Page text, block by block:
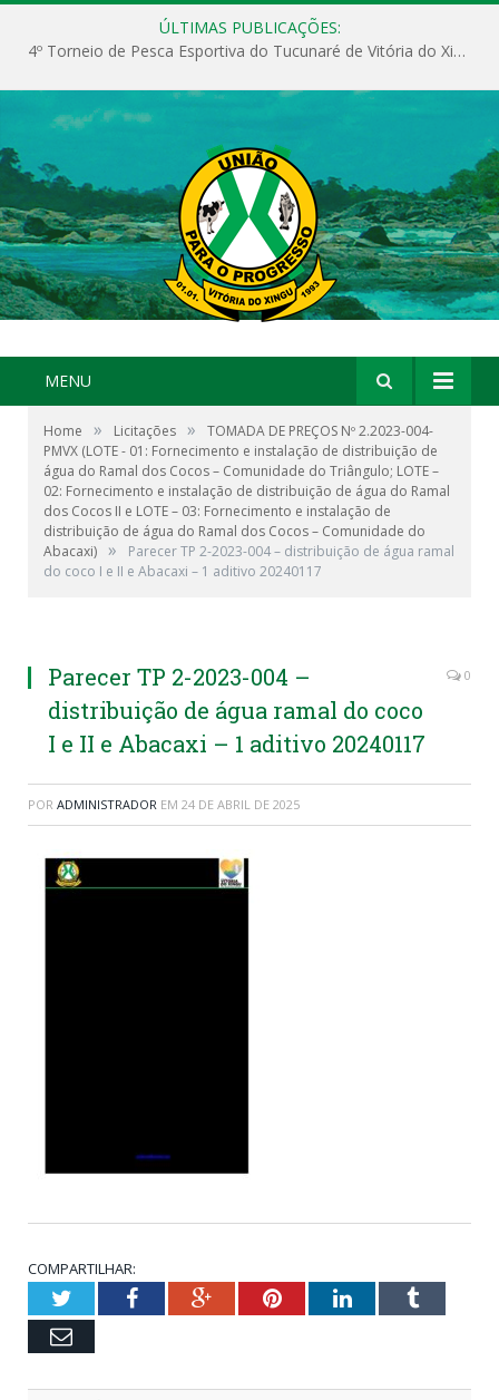
ÚLTIMAS PUBLICAÇÕES:
4º Torneio de Pesca Esportiva do Tucunaré de Vitória do Xingu
MENU
Home » Licitações »
TOMADA DE PREÇOS Nº 2.2023-004-
PMVX (LOTE - 01: Fornecimento e instalação de distribuição de
água do Ramal dos Cocos – Comunidade do Triângulo; LOTE –
02: Fornecimento e instalação de distribuição de água do Ramal
dos Cocos II e LOTE – 03: Fornecimento e instalação de
distribuição de água do Ramal dos Cocos – Comunidade do
Abacaxi) »
Parecer TP 2-2023-004 – distribuição de água ramal
do coco I e II e Abacaxi – 1 aditivo 20240117
Parecer TP 2-2023-004 –
distribuição de água ramal do coco
I e II e Abacaxi – 1 aditivo 20240117
0
POR ADMINISTRADOR EM 24 DE ABRIL DE 2025
COMPARTILHAR:
TwitterFacebookGoogle+PinterestLinkedInTumblr
Email